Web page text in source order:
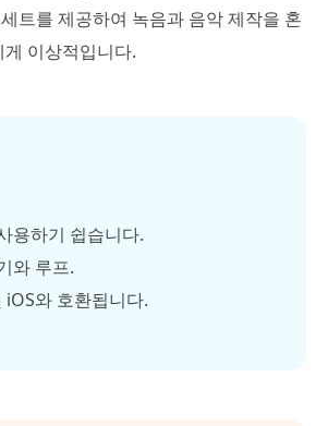
트를 제공하여 녹음과 음악 제작을 혼
이상적입니다.
용하기 쉽습니다.
와 루프.
iOS와 호환됩니다.